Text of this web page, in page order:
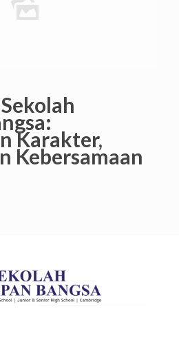
Karakter,
Kebersamaan